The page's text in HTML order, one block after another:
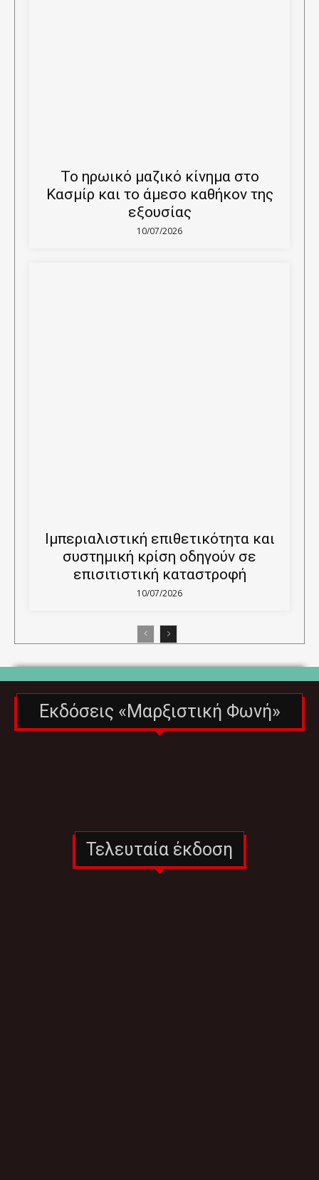
Το ηρωικό μαζικό κίνημα στο
Κασμίρ και το άμεσο καθήκον της
εξουσίας
10/07/2026
Ιμπεριαλιστική επιθετικότητα και
συστημική κρίση οδηγούν σε
επισιτιστική καταστροφή
10/07/2026
Εκδόσεις «Μαρξιστική Φωνή»
Τελευταία έκδοση